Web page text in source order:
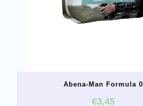
Abena-Man Formula 0
€3,45